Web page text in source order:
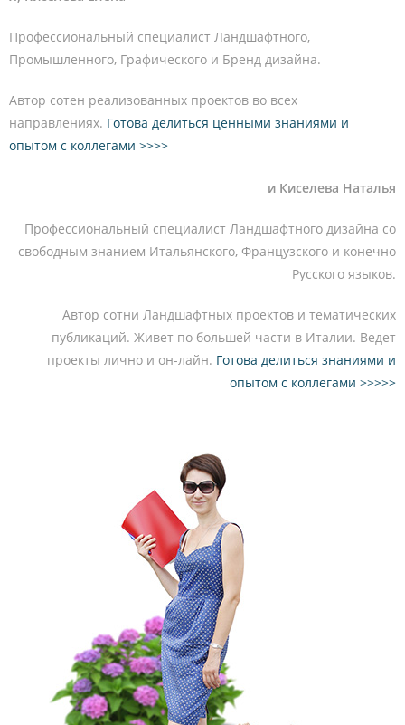
Профессиональный специалист Ландшафтного,
Промышленного, Графического и Бренд дизайна.
Автор сотен реализованных проектов во всех
направлениях. Готова делиться ценными знаниями и
опытом с коллегами >>>>
и Киселева Наталья
Профессиональный специалист Ландшафтного дизайна со
свободным знанием Итальянского, Французского и конечно
Русского языков.
Автор сотни Ландшафтных проектов и тематических
публикаций. Живет по большей части в Италии. Ведет
проекты лично и он-лайн. Готова делиться знаниями и
опытом с коллегами >>>>>